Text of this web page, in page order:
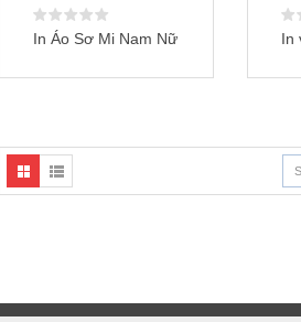
In Áo Sơ Mi Nam Nữ In